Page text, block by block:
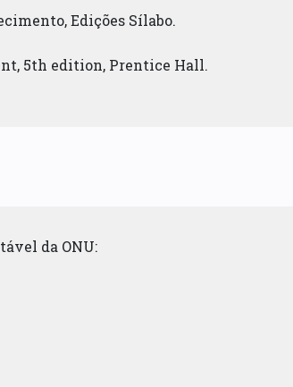
Edições Sílabo.
5th edition, Prentice Hall.
da ONU: